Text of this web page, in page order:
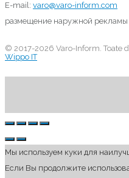
E-mail: varo@varo-inform.com
размещение наружной
© 2017-2026 Varo-Inform. Toate
Wippo IT
Мы используем куки для
Если Вы продолжите